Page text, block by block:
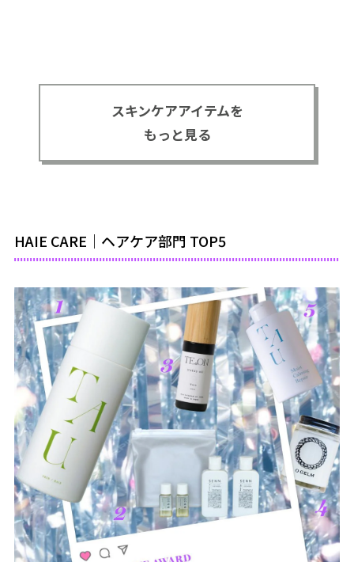
スキンケアアイテムを
もっと見る
HAIE CARE｜ヘアケア部門 TOP5